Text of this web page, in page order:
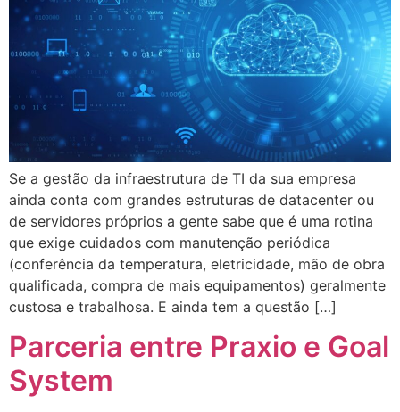
Se a gestão da infraestrutura de TI da sua empresa
ainda conta com grandes estruturas de datacenter ou
de servidores próprios a gente sabe que é uma rotina
que exige cuidados com manutenção periódica
(conferência da temperatura, eletricidade, mão de obra
qualificada, compra de mais equipamentos) geralmente
custosa e trabalhosa. E ainda tem a questão […]
Parceria entre Praxio e Goal
System